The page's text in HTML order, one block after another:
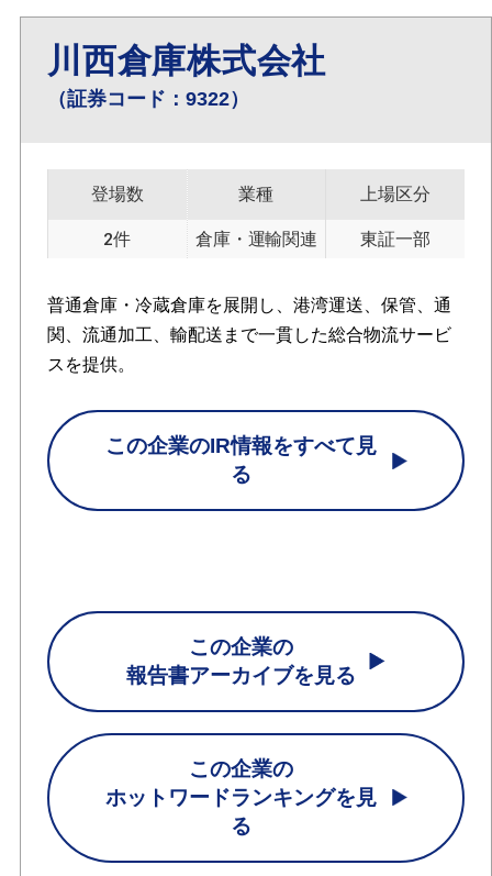
川西倉庫株式会社
（証券コード：9322）
登場数
2件
業種
倉庫・運輸関連
上場区分
東証一部
普通倉庫・冷蔵倉庫を展開し、港湾運送、保管、通
関、流通加工、輸配送まで一貫した総合物流サービ
スを提供。
この企業のIR情報をすべて見
る
この企業の
報告書アーカイブを見る
この企業の
ホットワードランキングを見
る